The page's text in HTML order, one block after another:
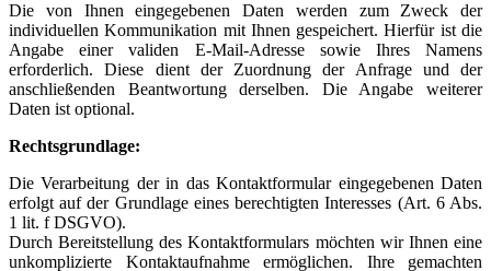
Die von Ihnen eingegebenen Daten werden zum Zweck der
individuellen Kommunikation mit Ihnen gespeichert. Hierfür ist die
Angabe einer validen E-Mail-Adresse sowie Ihres Namens
erforderlich. Diese dient der Zuordnung der Anfrage und der
anschließenden Beantwortung derselben. Die Angabe weiterer
Daten ist optional.
Rechtsgrundlage:
Die Verarbeitung der in das Kontaktformular eingegebenen Daten
erfolgt auf der Grundlage eines berechtigten Interesses (Art. 6 Abs.
1 lit. f DSGVO).
Durch Bereitstellung des Kontaktformulars möchten wir Ihnen eine
unkomplizierte Kontaktaufnahme ermöglichen. Ihre gemachten